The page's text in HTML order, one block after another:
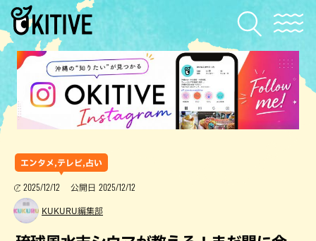
エンタメ,テレビ,占い
2025/12/12 公開日 2025/12/12
KUKURU編集部